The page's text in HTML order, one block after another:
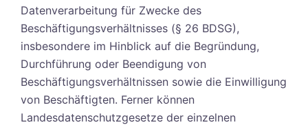
Datenverarbeitung für Zwecke des
Beschäftigungsverhältnisses (§ 26 BDSG),
insbesondere im Hinblick auf die Begründung,
Durchführung oder Beendigung von
Beschäftigungsverhältnissen sowie die Einwilligung
von Beschäftigten. Ferner können
Landesdatenschutzgesetze der einzelnen